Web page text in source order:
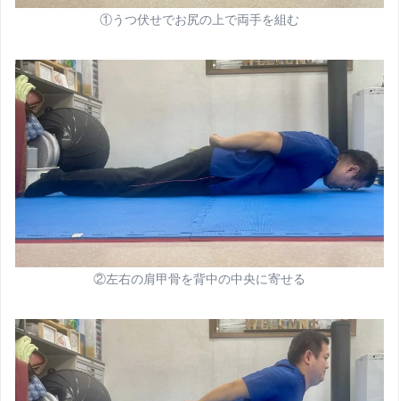
①うつ伏せでお尻の上で両手を組む
②左右の肩甲骨を背中の中央に寄せる